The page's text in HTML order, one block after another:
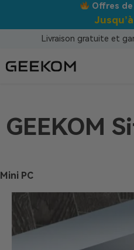
Offres
Livraison gratuite et
GEEKOM
Mini PC